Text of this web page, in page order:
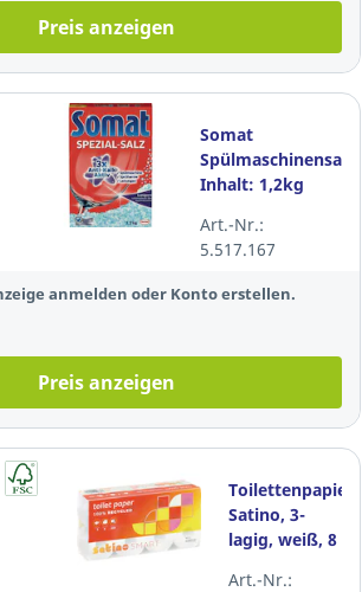
Preis anzeigen
Somat
Spülmaschinensalz,
Inhalt: 1,2kg
Art.-Nr.:
5.517.167
anmelden oder Konto erstellen.
Preis anzeigen
Toilettenpapier
Satino, 3-
lagig, weiß, 8
Art.-Nr.: